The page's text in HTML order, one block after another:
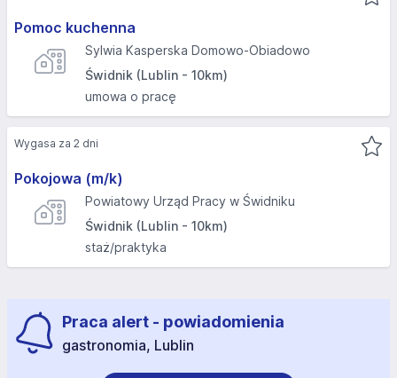
Pomoc kuchenna
Sylwia Kasperska Domowo-Obiadowo
Świdnik (Lublin - 10km)
umowa o pracę
Pokojowa (m/k)
Powiatowy Urząd Pracy w Świdniku
Świdnik (Lublin - 10km)
staż/praktyka
Wygasa za 2 dni
Praca alert - powiadomienia
gastronomia, Lublin